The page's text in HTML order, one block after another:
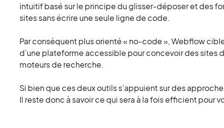
intuitif basé sur le principe du glisser-déposer et des
sites sans écrire une seule ligne de code.
Par conséquent plus orienté « no-code », Webflow
d’une plateforme accessible pour concevoir des sites
moteurs de recherche.
Si bien que ces deux outils s’appuient sur des
Il reste donc à savoir ce qui sera à la fois efficient pour